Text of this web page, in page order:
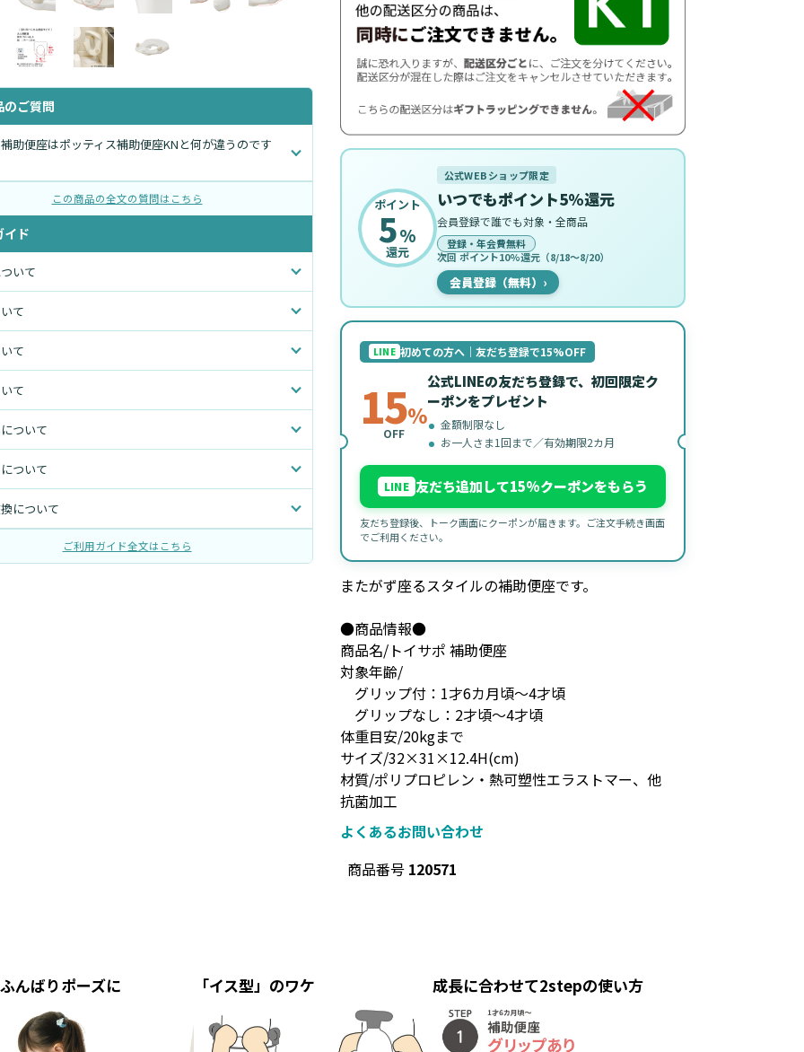
のご質問
助便座はポッティス補助便座KNと何が違うのです
この商品の全文の質問はこちら
イド
いて
て
て
て
ついて
ついて
について
ご利用ガイド全文はこちら
ポイント
5%
還元
公式WEBショップ限定
いつでもポイント5%還元
会員登録で誰でも対象・全商品
登録・年会費無料
次回 ポイント10%還元（8/18〜8/20）
会員登録（無料） ›
LINE 初めての方へ｜友だち登録で15%OFF
15%
OFF
公式LINEの友だち登録で、初回限定ク
ーポンをプレゼント
金額制限なし
お一人さま1回まで／有効期限2カ月
LINE 友だち追加して15%クーポンをもらう
友だち登録後、トーク画面にクーポンが届きます。ご注文手続き画面
でご利用ください。
またがず座るスタイルの補助便座です。
●商品情報●
商品名/トイサポ 補助便座
対象年齢/
グリップ付：1才6カ月頃～4才頃
グリップなし：2才頃～4才頃
体重目安/20kgまで
サイズ/32×31×12.4H(cm)
材質/ポリプロピレン・熱可塑性エラストマー、他
抗菌加工
よくあるお問い合わせ
商品番号 120571
んばりポーズに 「イス型」のワケ 成長に合わせて2stepの使い方